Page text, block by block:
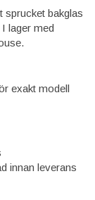
sprucket bakglas
lager med
exakt modell
innan leverans